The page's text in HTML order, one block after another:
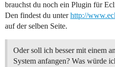
brauchst du noch ein Plugin für
Den findest du unterhttp://
auf der selben Seite.
Oder soll ich besser mit einem
System anfangen? Was würde